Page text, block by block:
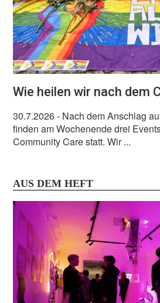
Wie heilen wir nach dem
30.7.2026- Nach dem Anschlag
finden am Wochenende drei
Community Care statt. Wir ...
AUS DEM HEFT